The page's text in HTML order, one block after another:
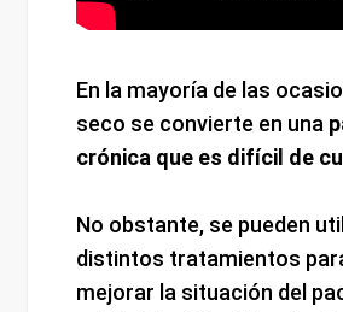
En la mayoría de las
seco se convierte en una
crónica que es difícil de
No obstante, se pueden
distintos tratamientos
mejorar la situación del